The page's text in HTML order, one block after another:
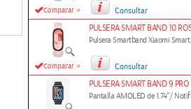
Comparar » Consultar
Comparar »
PULSERA SMART BAND 10
Pulsera Smartband Xiaomi
Consultar
PULSERA SMART BAND 9
Pantalla AMOLED de 1.74"/